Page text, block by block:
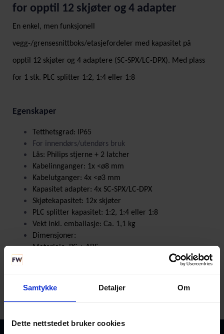
Samtykke Detaljer Om
Dette nettstedet bruker cookies
for opptil 12 skjøter og 4 adapter
En enkel, men funksjonell
vegg-/grensesnittboks/etasjefordeler med kapasitet på
opptil 12 skjøter og 4 adaptere (SC-SPX/LC-DPX). Med plass
for 1 stk. PLC splitter 1:2, 1:4 eller 1:8
Egenskaper
Tetthetsgrad: IP65
For innendørs/utendørs bruk
Lås: Philips stjerne + 2 latcher
Kabelinnganger: 1x <ø8 mm
Kabelutganger: 4x <ø3 mm
Kapasitet adapter: 4x SC-SPX/LC-DPX
Skjøtekapasitet: 12x skjøter
PLC splitter kapasitet: 1:2, 1:4 eller 1:8
Vekt inkl. emballasje: Ca. 1,1 kg
Dimensjoner:
Materiale: PC + ABS